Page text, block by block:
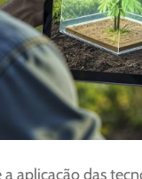
aplicação das